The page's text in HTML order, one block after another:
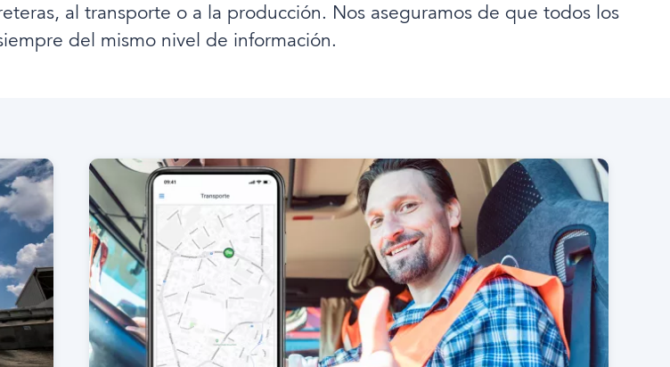
al transporte o a la producción. Nos aseguramos de que todos los
del mismo nivel de información.